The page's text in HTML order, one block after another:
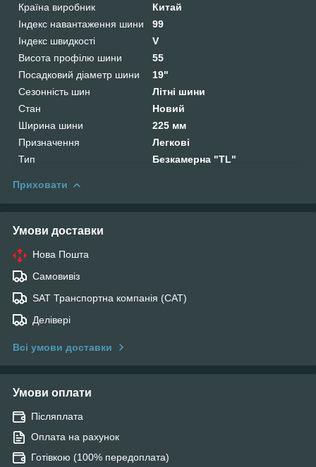
Країна виробник
Китай
Індекс навантаження шини
99
Індекс швидкості
V
Висота профілю шини
55
Посадковий діаметр шини
19"
Сезонність шин
Літні шини
Стан
Новий
Ширина шини
225 мм
Призначення
Легкові
Тип
Безкамерна "TL"
Приховати
Умови доставки
Нова Пошта
Самовивіз
SAT Транспортна компанія (САТ)
Делівері
Всі умови доставки
Умови оплати
Післяплата
Оплата на рахунок
Готівкою (100% передоплата)